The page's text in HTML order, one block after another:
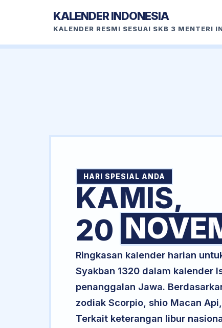
KALENDER INDONESIA
KALENDER RESMI SESUAI SKB 3 MENTERI
HARI SPESIAL ANDA
KAMIS,
20
Ringkasan kalender harian
Syakban 1320 dalam kalender
penanggalan Jawa.
zodiak Scorpio, shio Macan
Terkait keterangan libur